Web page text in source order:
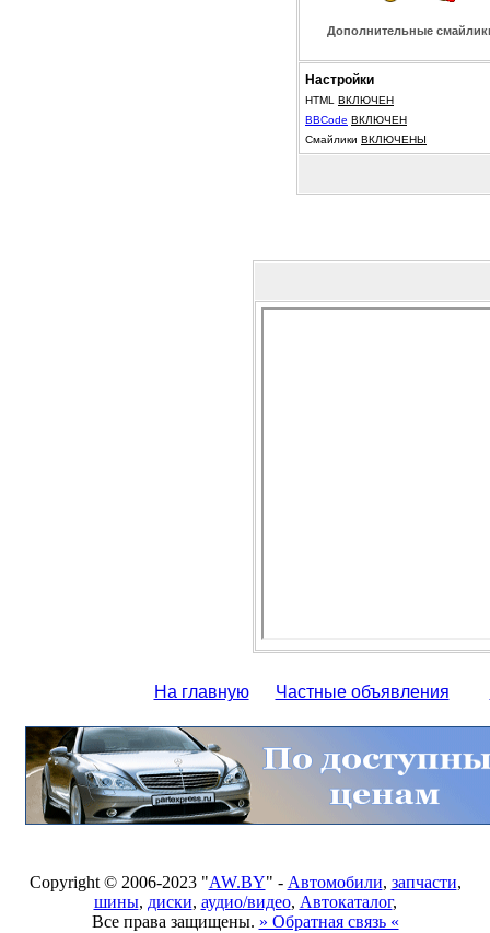
Дополнительные
Настройки
HTML ВКЛЮЧЕН
BBCode ВКЛЮЧЕН
Смайлики ВКЛЮЧЕНЫ
На главную Частные объявления
Copyright © 2006-2023 "AW.BY" - Автомобили, запчасти,
шины, диски, аудио/видео, Автокаталог,
Все права защищены. » Обратная связь «